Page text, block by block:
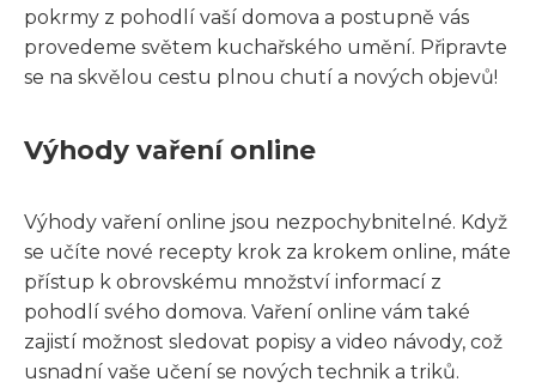
pokrmy z pohodlí vaší domova a postupně vás
provedeme světem kuchařského umění. Připravte
se na skvělou cestu plnou chutí a nových objevů!
Výhody vaření online
Výhody vaření online jsou nezpochybnitelné. Když
se učíte nové recepty krok za krokem online, máte
přístup k obrovskému množství informací z
pohodlí svého domova. Vaření online vám také
zajistí možnost sledovat popisy a video návody, což
usnadní vaše učení se nových technik a triků.